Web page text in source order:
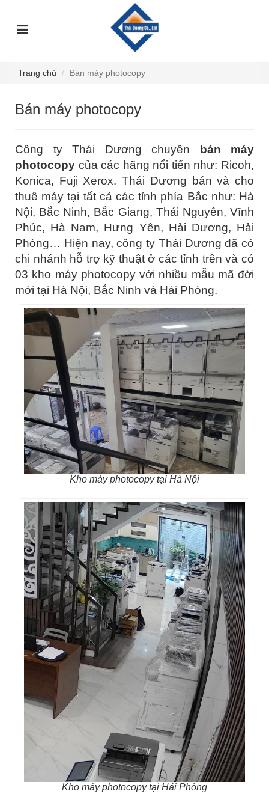
CHỦ
THIỆU
VỤ
KIỆN
TƯ
PHẨM
Trang chủ Bán máy photocopy
Bán máy photocopy
Công ty Thái Dương chuyên
bán máy
photocopy của các hãng nổi tiến như: Ricoh,
Konica, Fuji Xerox. Thái Dương bán và cho
thuê máy tại tất cả các tỉnh phía Bắc như: Hà
Nội, Bắc Ninh, Bắc Giang, Thái Nguyên, Vĩnh
Phúc, Hà Nam, Hưng Yên, Hải Dương, Hải
Phòng… Hiện nay, công ty Thái Dương đã có
chi nhánh hỗ trợ kỹ thuật ở các tỉnh trên và có
03 kho máy photocopy với nhiều mẫu mã đời
mới tại Hà Nội, Bắc Ninh và Hải Phòng.
Kho máy photocopy tại Hà Nội
Kho máy photocopy tại Hải Phòng